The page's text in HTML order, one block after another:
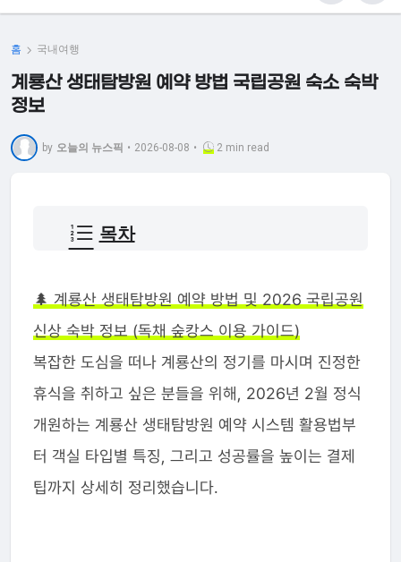
홈 국내여행
계룡산 생태탐방원 예약 방법 국립공원 숙소 숙박
정보
by 오늘의 뉴스픽 • 2026-08-08 • 2 min read
목차
🌲 계룡산 생태탐방원 예약 방법 및 2026 국립공원
신상 숙박 정보 (독채 숲캉스 이용 가이드)
복잡한 도심을 떠나 계룡산의 정기를 마시며 진정한
휴식을 취하고 싶은 분들을 위해, 2026년 2월 정식
개원하는 계룡산 생태탐방원 예약 시스템 활용법부
터 객실 타입별 특징, 그리고 성공률을 높이는 결제
팁까지 상세히 정리했습니다.